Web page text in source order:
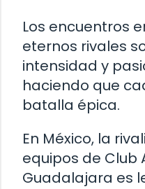
Los encuentros
eternos rivales
intensidad y
haciendo que
batalla épica.
En México, la
equipos de Club
Guadalajara es